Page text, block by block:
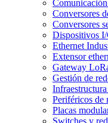
Conversores
Conversores
Dispositivos
Ethernet
Extensor
Gateway
Gestión de
Periféricos de
Placas